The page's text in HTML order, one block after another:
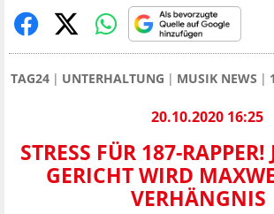
TAG24 UNTERHALTUNG MUSIK NEWS
20.10.2020 16:25
STRESS FÜR 187-
GERICHT WIRD
VERHÄNGNIS